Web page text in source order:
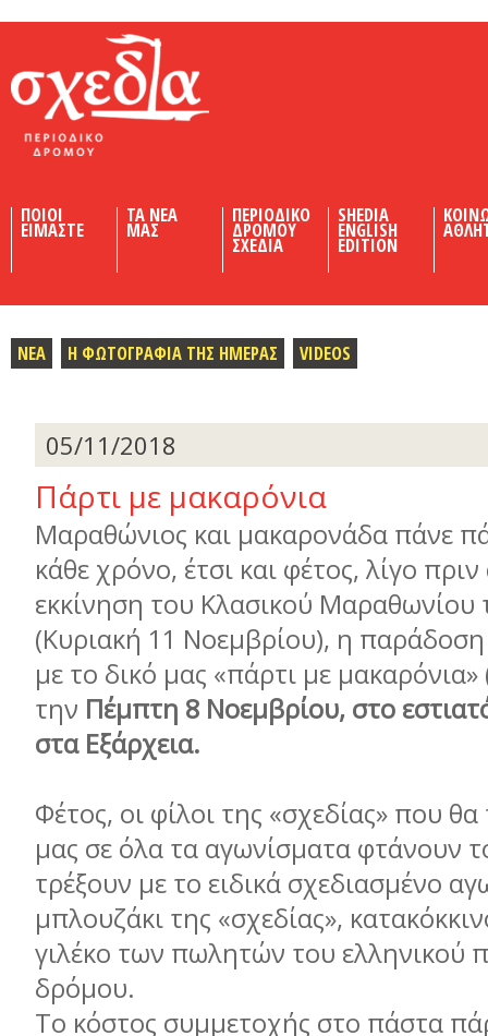
ΠΟΙΟΙ
ΕΙΜΑΣΤΕ
ΤΑ ΝΕΑ
ΜΑΣ
ΠΕΡΙΟΔΙΚΟ
ΔΡΟΜΟΥ
ΣΧΕΔΙΑ
SHEDIA
ENGLISH
EDITION
ΝΕΑ Η ΦΩΤΟΓΡΑΦΙΑ ΤΗΣ ΗΜΕΡΑΣ VIDEOS
05/11/2018
Πάρτι με μακαρόνια
Μαραθώνιος και μακαρονάδα πάνε
κάθε χρόνο, έτσι και φέτος, λίγο
εκκίνηση του Κλασικού Μαραθωνίου
(Κυριακή 11 Νοεμβρίου), η παράδοση
με το δικό μας «πάρτι με
την Πέμπτη 8 Νοεμβρίου, στο
στα Εξάρχεια.
Φέτος, οι φίλοι της «σχεδίας» που
μας σε όλα τα αγωνίσματα φτάνουν
τρέξουν με το ειδικά σχεδιασμένο
μπλουζάκι της «σχεδίας»,
γιλέκο των πωλητών του ελληνικού
δρόμου.
Το κόστος συμμετοχής στο πάστα